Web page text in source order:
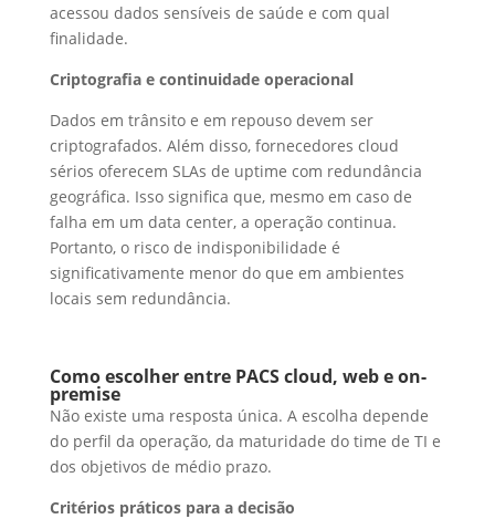
acessou dados sensíveis de saúde e com qual
finalidade.
Criptografia e continuidade operacional
Dados em trânsito e em repouso devem ser
criptografados. Além disso, fornecedores cloud
sérios oferecem SLAs de uptime com redundância
geográfica. Isso significa que, mesmo em caso de
falha em um data center, a operação continua.
Portanto, o risco de indisponibilidade é
significativamente menor do que em ambientes
locais sem redundância.
Como escolher entre PACS cloud, web e on-
premise
Não existe uma resposta única. A escolha depende
do perfil da operação, da maturidade do time de TI e
dos objetivos de médio prazo.
Critérios práticos para a decisão